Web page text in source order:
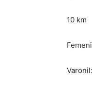
10 km